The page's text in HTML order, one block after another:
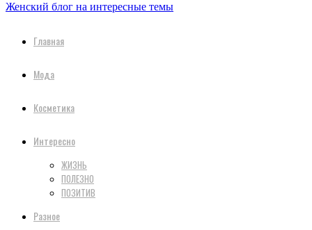
Женский блог на интересные темы
Главная
Мода
Косметика
Интересно
ЖИЗНЬ
ПОЛЕЗНО
ПОЗИТИВ
Разное